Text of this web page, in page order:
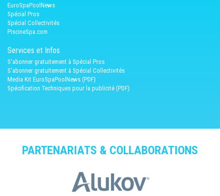
EuroSpaPoolNews
Spécial Pros
Spécial Collectivités
PiscineSpa.com
Services et Infos
S'abonner gratuitement à Spécial Pros
S'abonner gratuitement à Spécial Collectivités
Media Kit EuroSpaPoolNews (PDF)
Spécification Techniques pour la publicité (PDF)
PARTENARIATS & COLLABORATIONS